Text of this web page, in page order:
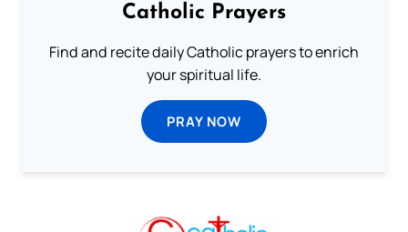
Catholic Prayers
Find and recite daily Catholic prayers to enrich
your spiritual life.
PRAY NOW